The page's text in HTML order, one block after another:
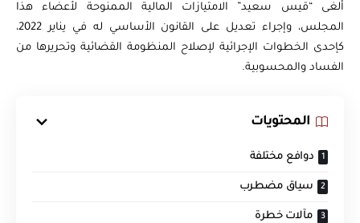
ألغى “قيس سعيد” الامتيازات المالية الممنوحة لأعضاء هذا
المجلس، وإجراء تعديل على القانون الأساسي له في يناير 2022،
كإحدى الخطوات الإجرائية لإصلاح المنظومة القضائية وتحريرها من
الفساد والمحسوبية.
المحتويات
دوافع مختلفة
سياق مضطرب
مآلات خطرة